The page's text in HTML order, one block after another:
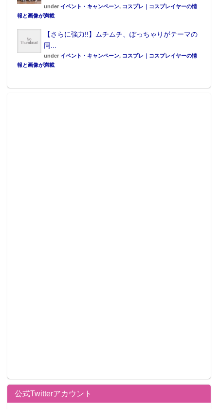
■作品名：「Fate/stay night［Unlimited Blade Works］
under イベント・キャンペーン, コスプレ｜コスプレイヤーの情
報と画像が満載
【さらに強力!!】ムチムチ、ぽっちゃりがテーマの
同...
under イベント・キャンペーン, コスプレ｜コスプレイヤーの情
報と画像が満載
公式Twitterアカウント